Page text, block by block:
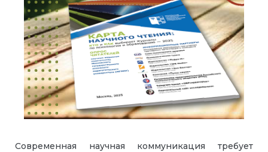
Современная научная коммуникация требует